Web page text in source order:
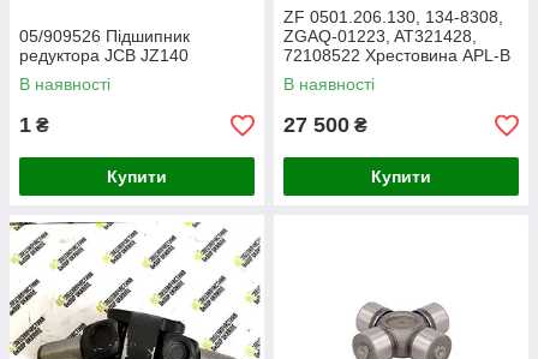
05/909526 Підшипник
редуктора JCB JZ140
В наявності
1 ₴
Купити
ZF 0501.206.130, 134-8308,
ZGAQ-01223, AT321428,
72108522 Хрестовина APL-B
765
В наявності
27 500 ₴
Купити